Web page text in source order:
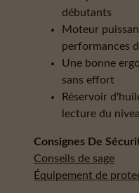
débutants
Moteur
performances
Une bonne
sans effort
Réservoir
lecture du
Consignes De
Conseils de sage
Équipement de